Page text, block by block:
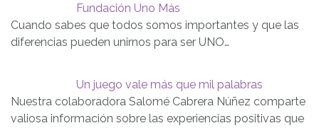
Fundación Uno Más
Cuando sabes que todos somos importantes y que las
diferencias pueden unirnos para ser UNO…
Un juego vale más que mil palabras
Nuestra colaboradora Salomé Cabrera Núñez comparte
valiosa información sobre las experiencias positivas que